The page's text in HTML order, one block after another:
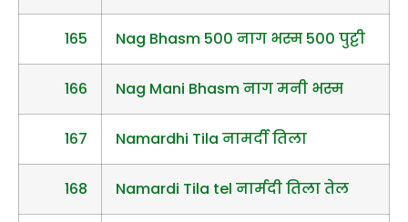
165 Nag Bhasm 500 नाग भस्म 500 पुट्टी
166 Nag Mani Bhasm नाग मनी भस्म
167 Namardhi Tila नामर्दी तिला
168 Namardi Tila tel नार्मदी तिला तेल